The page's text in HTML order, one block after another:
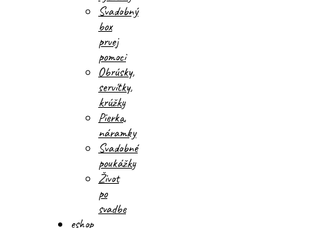
Svadobný
box
prvej
pomoci
Obrúsky,
servítky,
krúžky
Pierka,
náramky
Svadobné
poukážky
Život
po
svadbe
eshop